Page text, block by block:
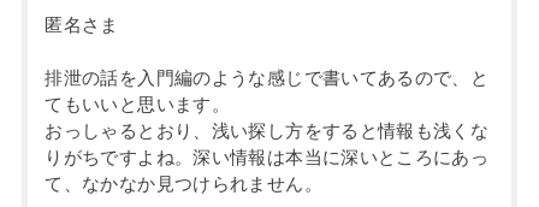
匿名さま
排泄の話を入門編のような感じで書いてあるので、と
てもいいと思います。
おっしゃるとおり、浅い探し方をすると情報も浅くな
りがちですよね。深い情報は本当に深いところにあっ
て、なかなか見つけられません。